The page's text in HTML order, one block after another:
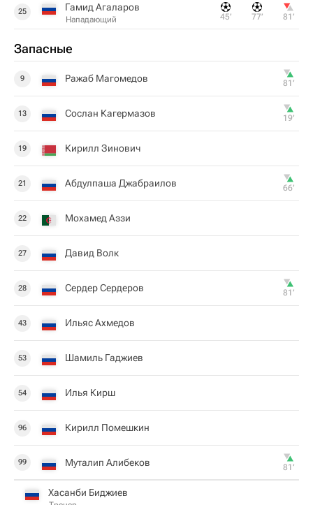
25 Гамид Агаларов
Нападающий 45‎’‎ 77‎’‎ 81‎’‎
Запасные
9 Ражаб Магомедов 81‎’‎
13 Сослан Кагермазов 19‎’‎
19 Кирилл Зинович
21 Абдулпаша Джабраилов 66‎’‎
22 Мохамед Аззи
27 Давид Волк
28 Сердер Сердеров 81‎’‎
43 Ильяс Ахмедов
53 Шамиль Гаджиев
54 Илья Кирш
96 Кирилл Помешкин
99 Муталип Алибеков 81‎’‎
Хасанби Биджиев